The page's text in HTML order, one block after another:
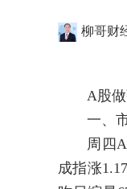
柳哥财
A股做
一、市
周四A股
成指涨